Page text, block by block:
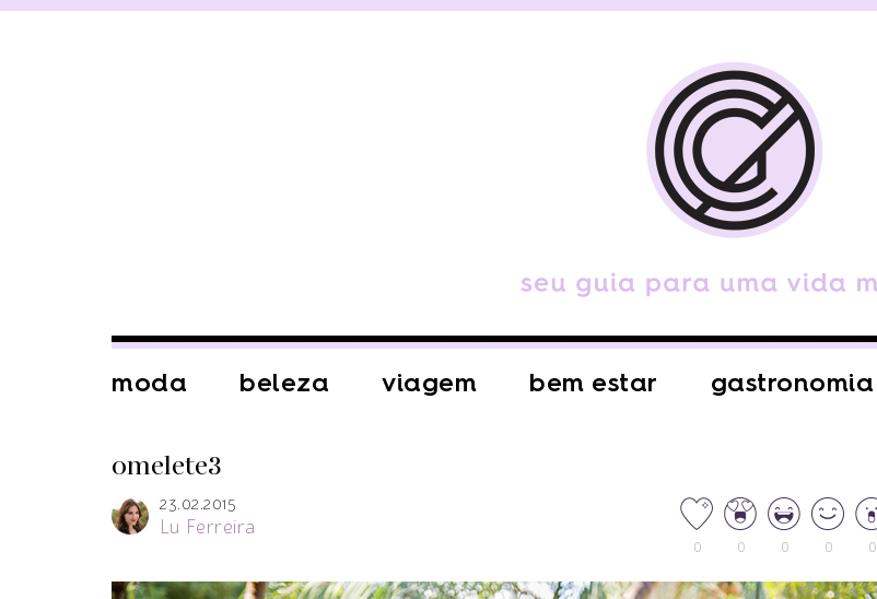
moda beleza viagem bem estar gastronomia
omelete3
23.02.2015
Lu Ferreira
0 0 0 0 0